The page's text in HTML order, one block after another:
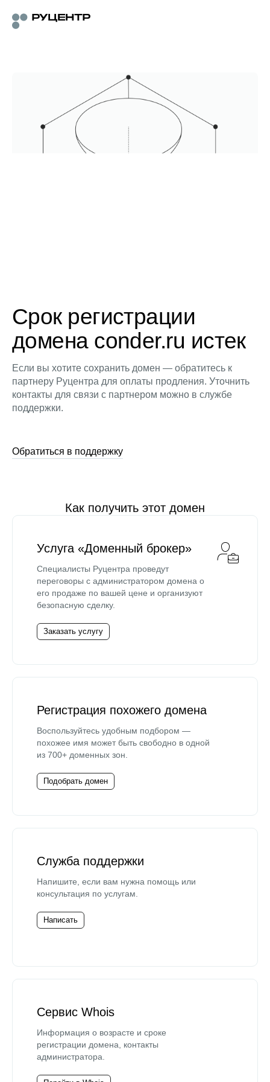
Срок регистрации
домена conder.ru истек
Если вы хотите сохранить домен — обратитесь к
партнеру Руцентра для оплаты продления. Уточнить
контакты для связи с партнером можно в службе
поддержки.
Обратиться в поддержку
Как получить этот домен
Услуга «Доменный брокер»
Специалисты Руцентра проведут
переговоры с администратором домена о
его продаже по вашей цене и организуют
безопасную сделку.
Заказать услугу
Регистрация похожего домена
Воспользуйтесь удобным подбором —
похожее имя может быть свободно в одной
из 700+ доменных зон.
Подобрать домен
Служба поддержки
Напишите, если вам нужна помощь или
консультация по услугам.
Написать
Сервис Whois
Информация о возрасте и сроке
регистрации домена, контакты
администратора.